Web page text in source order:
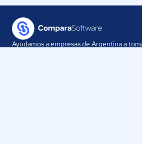
Ayudamos a empresas de Argentina a